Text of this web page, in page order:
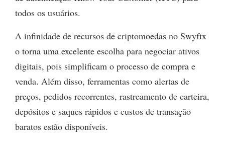
todos os usuários.
A infinidade de recursos de criptomoedas no Swyftx
o torna uma excelente escolha para negociar ativos
digitais, pois simplificam o processo de compra e
venda. Além disso, ferramentas como alertas de
preços, pedidos recorrentes, rastreamento de carteira,
depósitos e saques rápidos e custos de transação
baratos estão disponíveis.